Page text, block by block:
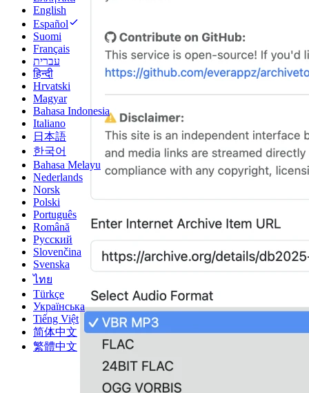
English
Español
Suomi
Français
עברית
हिन्दी
Hrvatski
Magyar
Bahasa Indonesia
Italiano
日本語
한국어
Bahasa Melayu
Nederlands
Norsk
Polski
Português
Română
Русский
Slovenčina
Svenska
ไทย
Türkçe
Українська
Tiếng Việt
简体中文
繁體中文